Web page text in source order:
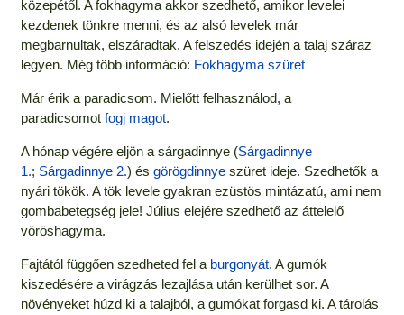
közepétől. A fokhagyma akkor szedhető, amikor levelei
kezdenek tönkre menni, és az alsó levelek már
megbarnultak, elszáradtak. A felszedés idején a talaj száraz
legyen. Még több információ: Fokhagyma szüret
Már érik a paradicsom. Mielőtt felhasználod, a
paradicsomot fogj magot.
A hónap végére eljön a sárgadinnye (Sárgadinnye
1.; Sárgadinnye 2.) és görögdinnyeszüret ideje. Szedhetők a
nyári tökök. A tök levele gyakran ezüstös mintázatú, ami nem
gombabetegség jele! Július elejére szedhető az áttelelő
vöröshagyma.
Fajtától függően szedheted fel a burgonyát. A gumók
kiszedésére a virágzás lezajlása után kerülhet sor. A
növényeket húzd ki a talajból, a gumókat forgasd ki. A tárolás